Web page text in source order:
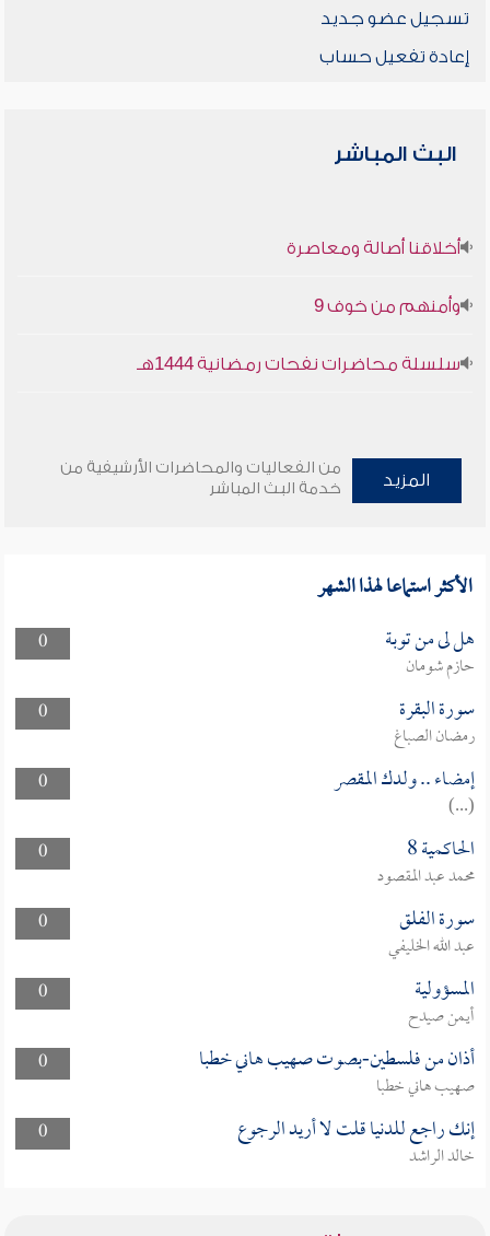
تسجيل عضو جديد
إعادة تفعيل حساب
البث المباشر
أخلاقنا أصالة ومعاصرة
وأمنهم من خوف 9
سلسلة محاضرات نفحات رمضانية 1444هـ
المزيد
من الفعاليات والمحاضرات الأرشيفية من
خدمة البث المباشر
الأكثر استماعا لهذا الشهر
0 هل لى من توبة
حازم شومان
0
سورة البقرة
رمضان الصباغ
0
إمضاء .. ولدك المقصر
(...)
0
الحاكمية 8
محمد عبد المقصود
0
سورة الفلق
عبد الله الخليفي
0
المسؤولية
أيمن صيدح
0
أذان من فلسطين-بصوت صهيب هاني خطبا
صهيب هاني خطبا
0
إنك راجع للدنيا قلت لا أريد الرجوع
خالد الراشد